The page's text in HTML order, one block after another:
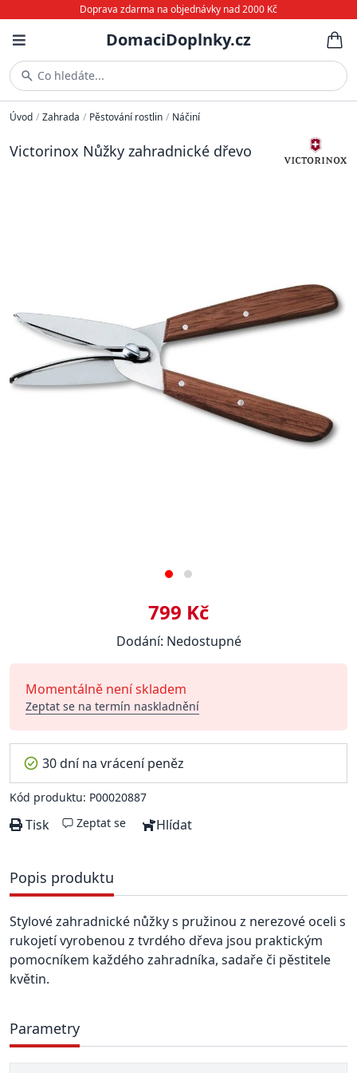
Doprava zdarma na objednávky nad 2000 Kč
DomaciDoplnky.cz
Co hledáte...
Úvod / Zahrada / Pěstování rostlin / Náčiní
Victorinox Nůžky zahradnické dřevo
799 Kč
Dodání: Nedostupné
Momentálně není skladem
Zeptat se na termín naskladnění
30 dní na vrácení peněz
Kód produktu: P00020887
Tisk Zeptat se Hlídat
Popis produktu
Stylové zahradnické nůžky s pružinou z nerezové oceli s
rukojetí vyrobenou z tvrdého dřeva jsou praktickým
pomocníkem každého zahradníka, sadaře či pěstitele
květin.
Parametry